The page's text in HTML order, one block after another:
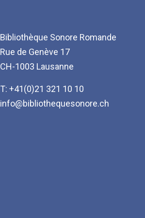
Bibliothèque Sonore Romande
Rue de Genève 17
CH-1003 Lausanne
T: +41(0)21 321 10 10
info@bibliothequesonore.ch